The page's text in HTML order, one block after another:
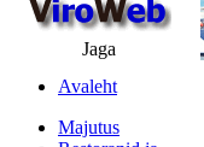
Jaga
Avaleht
Majutus